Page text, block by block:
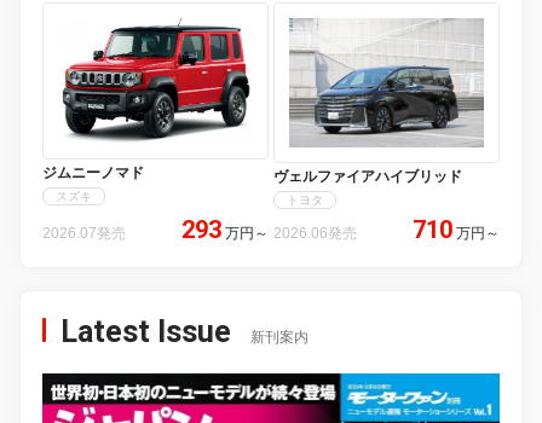
ジムニーノマド
スズキ
2026.07発売 293 万円 ～
ヴェルファイアハイブリッド
トヨタ
2026.06発売 710 万円 ～
Latest Issue 新刊案内